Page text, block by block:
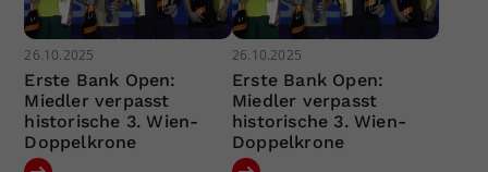
26.10.2025
Erste Bank Open:
Miedler verpasst
historische 3. Wien-
Doppelkrone
26.10.2025
Erste Bank Open:
Miedler verpasst
historische 3. Wien-
Doppelkrone